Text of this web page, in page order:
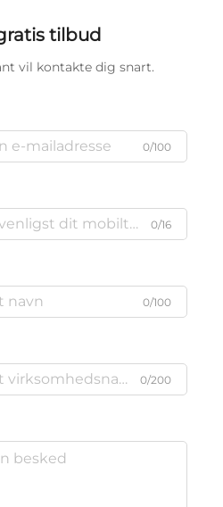
tilbud
vil kontakte dig snart.
0/100
0/16
0/100
0/200